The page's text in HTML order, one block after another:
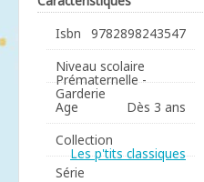
Isbn
9782898243547
Niveau scolaire
Prématernelle -
Garderie
Age
Dès 3 ans
Collection
Les p'tits classiques
Série